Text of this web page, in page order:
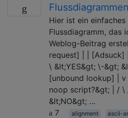
Hier ist ein
Flussdiagramm, das
Weblog-Beitrag
request] | |
\ &lt;YES&gt; \-&gt;
[unbound lookup] |
noop script?&gt; | / \
&lt;NO&gt; …
7
alignment ascii-